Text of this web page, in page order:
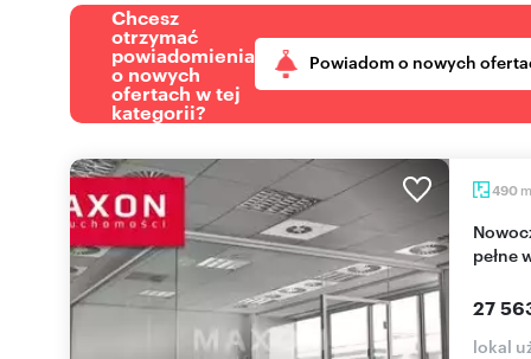
Chcesz
otrzymać
powiadomienia
o nowych
ofertach w tej
kategorii?
Powiadom o nowych
490 m
Nowoczesne biuro 490 m² w Włochach (parking,
pełne
27
lokal